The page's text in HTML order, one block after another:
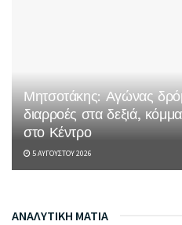
Μητσοτάκης: Αγώνας
διαρροές στα δεξιά,
στο Κέντρο
5 ΑΥΓΟΎΣΤΟΥ 2026
ΑΝΑΛΥΤΙΚΗ ΜΑΤΙΑ